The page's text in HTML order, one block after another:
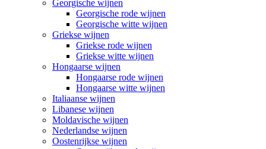
Georgische wijnen
Georgische rode wijnen
Georgische witte wijnen
Griekse wijnen
Griekse rode wijnen
Griekse witte wijnen
Hongaarse wijnen
Hongaarse rode wijnen
Hongaarse witte wijnen
Italiaanse wijnen
Libanese wijnen
Moldavische wijnen
Nederlandse wijnen
Oostenrijkse wijnen